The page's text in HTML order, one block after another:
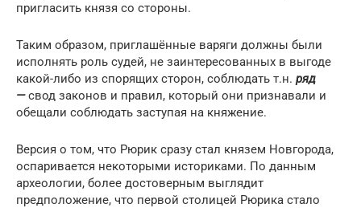
пригласить князя со стороны.
Таким образом, приглашённые варяги должны были
исполнять роль судей, не заинтересованных в выгоде
какой-либо из спорящих сторон, соблюдать т.н. ряд
—свод законов и правил, который они признавали и
обещали соблюдать заступая на княжение.
Версия о том, что Рюрик сразу стал князем Новгорода,
оспаривается некоторыми историками. По данным
археологии, более достоверным выглядит
предположение, что первой столицей Рюрика стало